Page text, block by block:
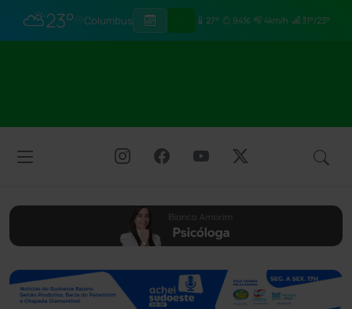
⛅23° Columbus 27° 94% 4km/h 31°/23°